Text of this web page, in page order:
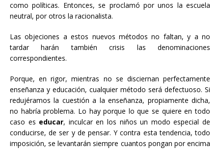
como políticas. Entonces, se proclamó por unos la escuela
neutral, por otros la racionalista.
Las objeciones a estos nuevos métodos no faltan, y a no
tardar harán también crisis las denominaciones
correspondientes.
Porque, en rigor, mientras no se disciernan perfectamente
enseñanza y educación, cualquier método será defectuoso. Si
redujéramos la cuestión a la enseñanza, propiamente dicha,
no habría problema. Lo hay porque lo que se quiere en todo
caso es educar, inculcar en los niños un modo especial de
conducirse, de ser y de pensar. Y contra esta tendencia, todo
imposición, se levantarán siempre cuantos pongan por encima